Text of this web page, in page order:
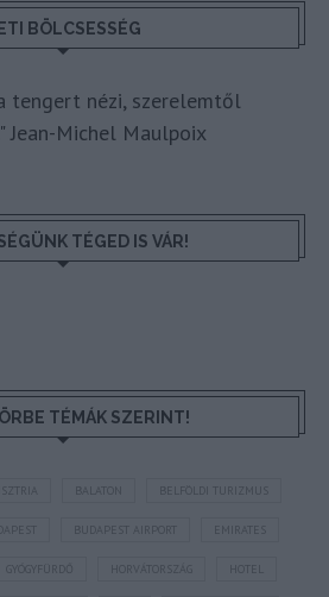
BÖLCSESSÉG
tengert nézi, szerelemtől
Jean-Michel Maulpoix
TÉGED IS VÁR!
TÉMÁK SZERINT!
BALATON BELFÖLDI TURIZMUS
BUDAPEST AIRPORT EMIRATES
HORVÁTORSZÁG HOTEL